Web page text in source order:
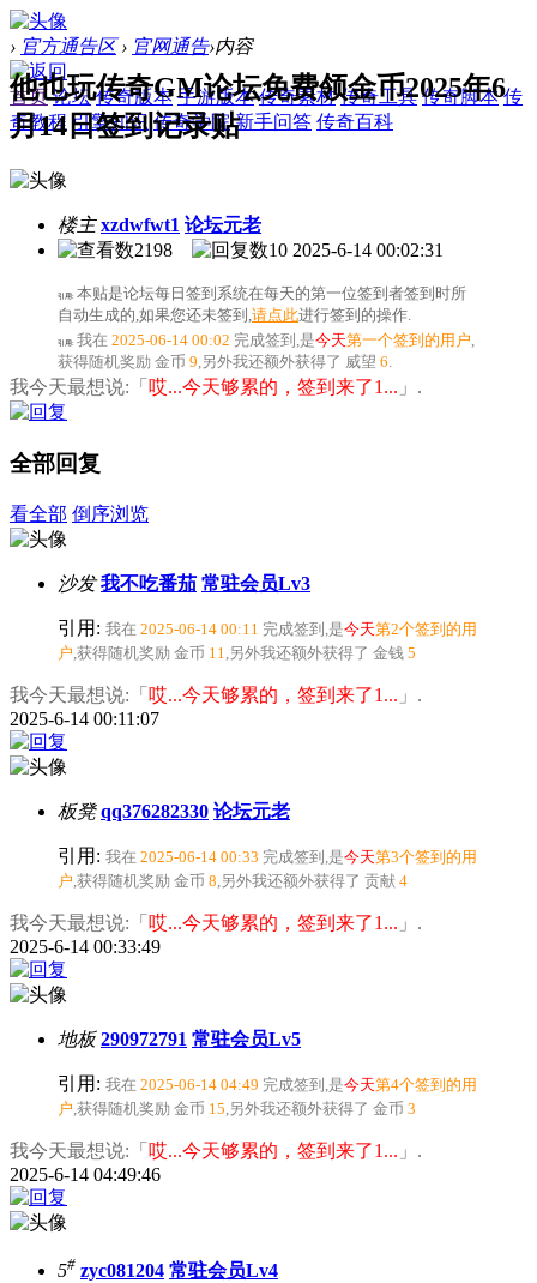
› 官方通告区 › 官网通告›内容
首页 论坛 传奇版本 手游版本 传奇素材 传奇工具 传奇脚本 传
奇教程 引擎知识 传奇学院 新手问答 传奇百科
他也玩传奇GM论坛免费领金币2025年6
月14日签到记录贴
楼主 xzdwfwt1 论坛元老
2198
10 2025-6-14 00:02:31
引用: 本贴是论坛每日签到系统在每天的第一位签到者签到时所
自动生成的,如果您还未签到, 请点此进行签到的操作.
引用: 我在 2025-06-14 00:02 完成签到,是今天第一个签到的用户
获得随机奖励 金币 9 ,另外我还额外获得了 威望 6
我今天最想说:「 哎...今天够累的，签到来了1... 」.
全部回复
看全部 倒序浏览
沙发 我不吃番茄 常驻会员Lv3
引用: 我在 2025-06-14 00:11 完成签到,是今天第2个签到的用
户 ,获得随机奖励 金币 11 ,另外我还额外获得了 金钱 5
我今天最想说:「 哎...今天够累的，签到来了1... 」.
2025-6-14 00:11:07
板凳 qq376282330 论坛元老
引用: 我在 2025-06-14 00:33 完成签到,是今天第3个签到的用
户 ,获得随机奖励 金币 8 ,另外我还额外获得了 贡献 4
我今天最想说:「 哎...今天够累的，签到来了1... 」.
2025-6-14 00:33:49
地板 290972791 常驻会员Lv5
引用: 我在 2025-06-14 04:49 完成签到,是今天第4个签到的用
户 ,获得随机奖励 金币 15 ,另外我还额外获得了 金币 3
我今天最想说:「 哎...今天够累的，签到来了1... 」.
2025-6-14 04:49:46
5# zyc081204 常驻会员Lv4